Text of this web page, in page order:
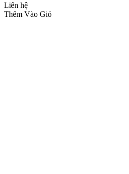
Liên hệ
Thêm Vào Giỏ